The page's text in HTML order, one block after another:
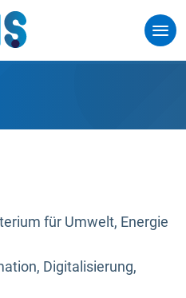
für Umwelt, Energie
Digitalisierung,